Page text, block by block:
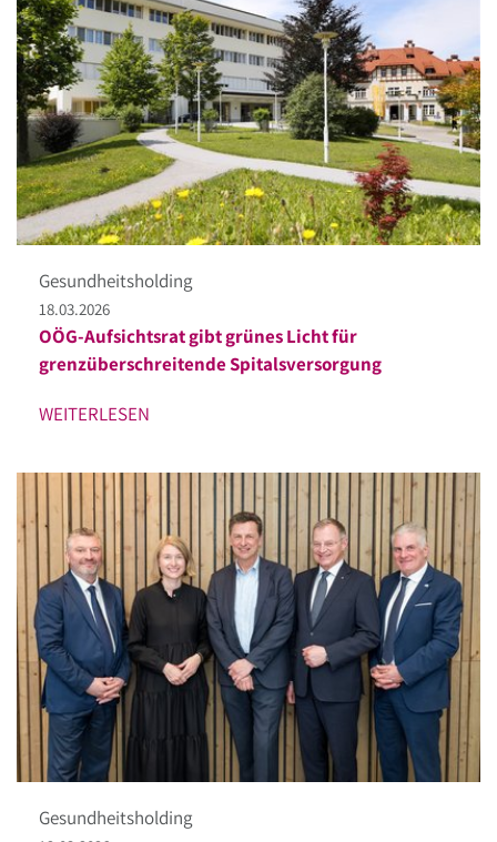
Gesundheitsholding
18.03.2026
OÖG-Aufsichtsrat gibt grünes Licht für
grenzüberschreitende Spitalsversorgung
WEITERLESEN
Gesundheitsholding